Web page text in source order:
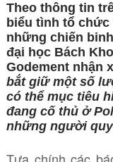
Theo thông tin
biểu tình tổ
những chiến
đại học Bách
Godement nhận
bắt giữ một số
có thể mục tiêu
đang cố thủ ở
những người